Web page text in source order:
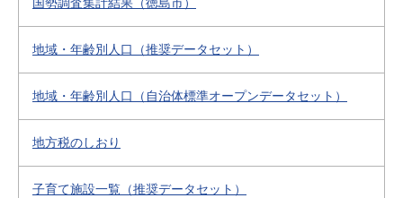
地域・年齢別人口（推奨データセット）
地域・年齢別人口（自治体標準オープンデータセット）
地方税のしおり
子育て施設一覧（推奨データセット）